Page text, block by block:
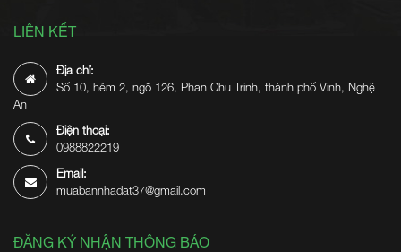
LIÊN KẾT
Địa chỉ:
Số 10, hẻm 2, ngõ 126, Phan Chu Trinh, thành phố Vinh, Nghệ
An
Điện thoại:
0988822219
Email:
muabannhadat37@gmail.com
ĐĂNG KÝ NHẬN THÔNG BÁO